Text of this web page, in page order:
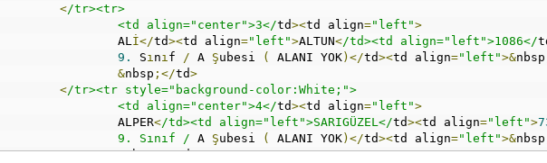
</tr><tr>
			<td align="center">3</
td><td align="left">
			AL
İ</td><td align="left">ALTUN</td><td align="left">1086</
9.
Sınıf / A Şubesi ( ALANI YOK)</td><td align="left">&nbsp
&nbsp ;</td>
</tr><tr style="background-color:White;">
			<td align="center">4</
td><td align="left">
			ALPER
</td><td align="left">SARIGÜZEL</td><td align="left">
			9. Sınıf /
A Şubesi ( ALANI YOK)</td><td align="left">&nbsp
&nbsp;</td>